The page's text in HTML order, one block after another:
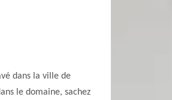
dans la ville de
le domaine, sachez